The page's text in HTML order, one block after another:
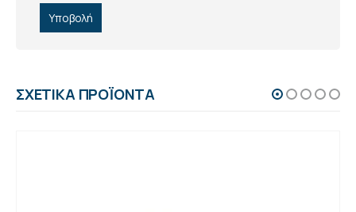
ΣΧΕΤΙΚΆ ΠΡΟΪΌΝΤΑ